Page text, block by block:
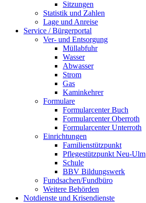
Sitzungen
Statistik und Zahlen
Lage und Anreise
Service / Bürgerportal
Ver- und Entsorgung
Müllabfuhr
Wasser
Abwasser
Strom
Gas
Kaminkehrer
Formulare
Formularcenter Buch
Formularcenter Oberroth
Formularcenter Unterroth
Einrichtungen
Familienstützpunkt
Pflegestützpunkt Neu-Ulm
Schule
BBV Bildungswerk
Fundsachen/Fundbüro
Weitere Behörden
Notdienste und Krisendienste